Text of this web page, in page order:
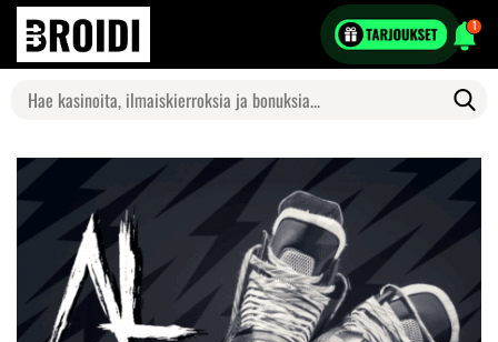
1
Search